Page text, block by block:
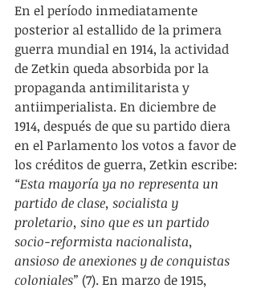
En el período inmediatamente
posterior al estallido de la primera
guerra mundial en 1914, la actividad
de Zetkin queda absorbida por la
propaganda antimilitarista y
antiimperialista. En diciembre de
1914, después de que su partido diera
en el Parlamento los votos a favor de
los créditos de guerra, Zetkin escribe:
“Esta mayoría ya no representa un
partido de clase, socialista y
proletario, sino que es un partido
socio-reformista nacionalista,
ansioso de anexiones y de conquistas
coloniales” (7). En marzo de 1915,